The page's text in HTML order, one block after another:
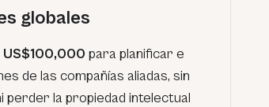
globales
US$100,000 para planificar e
de las compañías aliadas, sin
perder la propiedad intelectual